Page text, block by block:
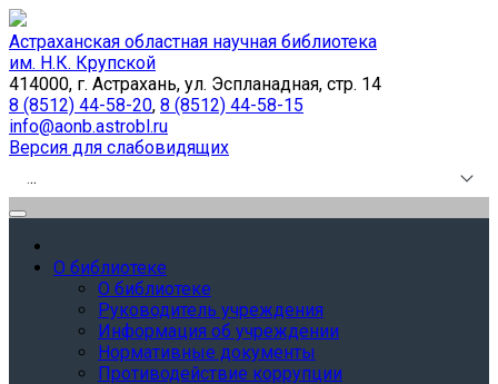
Астраханская областная научная библиотека
им. Н.К. Крупской
414000, г. Астрахань, ул. Эспланадная, стр. 14
8 (8512) 44-58-20, 8 (8512) 44-58-15
info@aonb.astrobl.ru
Версия для слабовидящих
...
О библиотеке
О библиотеке
Руководитель учреждения
Информация об учреждении
Нормативные документы
Противодействие коррупции